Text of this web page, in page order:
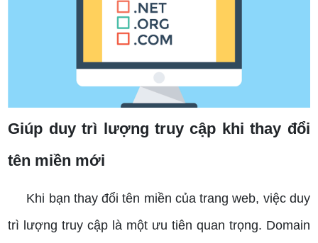
Giúp duy trì lượng truy cập khi thay đổi
tên miền mới
Khi bạn thay đổi tên miền của trang web, việc duy
trì lượng truy cập là một ưu tiên quan trọng. Domain